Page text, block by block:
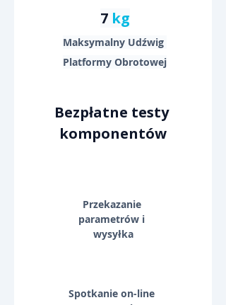
7 kg
Maksymalny Udźwig
Platformy Obrotowej
Bezpłatne testy
komponentów
Przekazanie
parametrów i
wysyłka
Spotkanie on-line